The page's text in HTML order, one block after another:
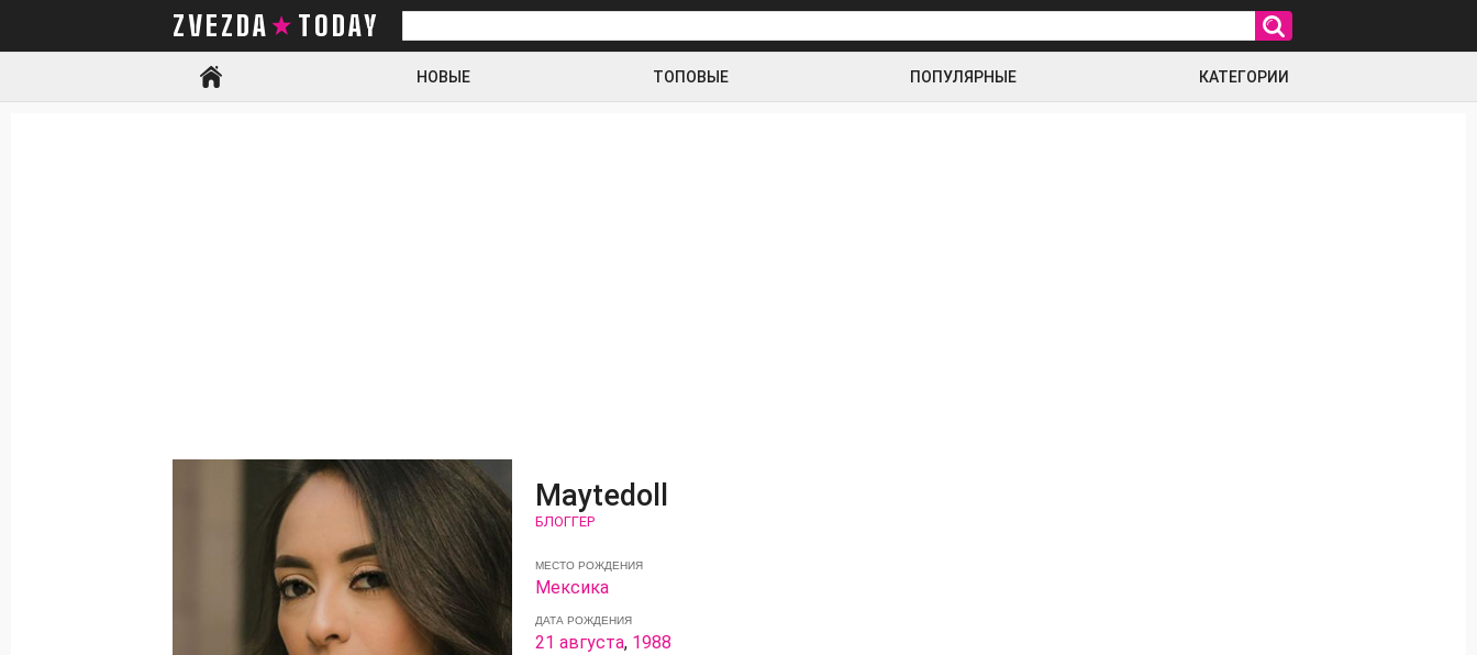
ZVEZDA TODAY
Искать
НОВЫЕ ТОПОВЫЕ ПОПУЛЯРНЫЕ КАТЕГОРИИ
Maytedoll
БЛОГГЕР
МЕСТО РОЖДЕНИЯ
Мексика
ДАТА РОЖДЕНИЯ
21 августа, 1988